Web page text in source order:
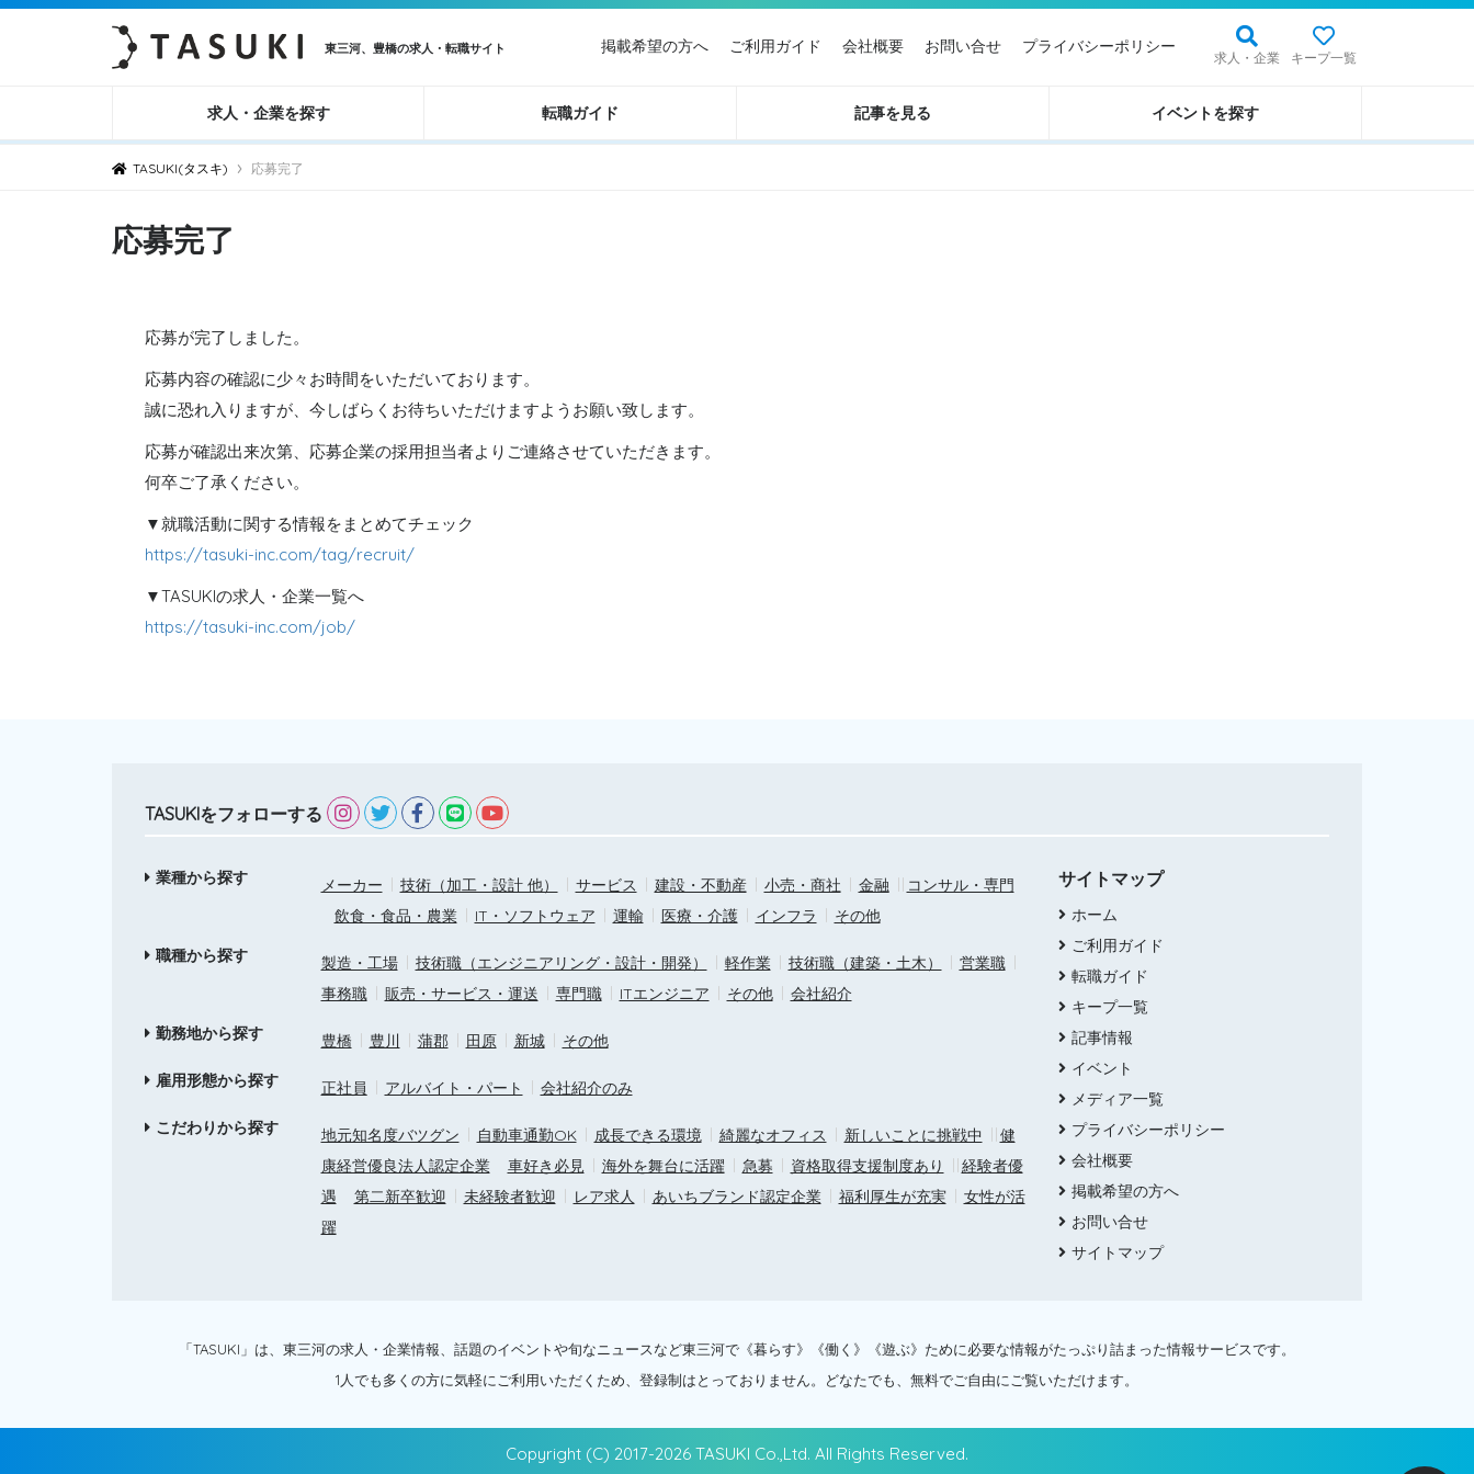
東三河、豊橋の求人・転職サイト
求人・企業 キープ一覧
掲載希望の方へ ご利用ガイド 会社概要 お問い合せ プライバシーポリシー
求人・企業を探す 転職ガイド 記事を見る イベントを探す
TASUKI(タスキ) › 応募完了
応募完了
応募が完了しました。
応募内容の確認に少々お時間をいただいております。
誠に恐れ入りますが、今しばらくお待ちいただけますようお願い致します。
応募が確認出来次第、応募企業の採用担当者よりご連絡させていただきます。
何卒ご了承ください。
▼就職活動に関する情報をまとめてチェック
https://tasuki-inc.com/tag/recruit/
▼TASUKIの求人・企業一覧へ
https://tasuki-inc.com/job/
TASUKIをフォローする
業種から探す メーカー 技術（加工・設計 他） サービス 建設・不動産 小売・商社 金融
コンサル・専門
飲食・食品・農業
IT・ソフトウェア 運輸 医療・介護 インフラ
その他
職種から探す
製造・工場 技術職（エンジニアリング・設計・開発） 軽作業 技術職（建築・土木）
営業職
事務職
販売・サービス・運送 専門職 ITエンジニア その他
会社紹介
勤務地から探す
豊橋 豊川 蒲郡 田原 新城
その他
雇用形態から探す
正社員 アルバイト・パート
会社紹介のみ
こだわりから探す
地元知名度バツグン 自動車通勤OK 成長できる環境 綺麗なオフィス 新しいことに挑戦中
健
康経営優良法人認定企業
車好き必見 海外を舞台に活躍 急募 資格取得支援制度あり
経験者優
遇
第二新卒歓迎 未経験者歓迎 レア求人 あいちブランド認定企業 福利厚生が充実
女性が活
躍
サイトマップ
ホーム
ご利用ガイド
転職ガイド
キープ一覧
記事情報
イベント
メディア一覧
プライバシーポリシー
会社概要
掲載希望の方へ
お問い合せ
サイトマップ
「TASUKI」は、東三河の求人・企業情報、話題のイベントや旬なニュースなど東三河で《暮らす》《働く》《遊ぶ》ために必要な情報がたっぷり詰まった情報サービスです。
1人でも多くの方に気軽にご利用いただくため、登録制はとっておりません。どなたでも、無料でご自由にご覧いただけます。
Copyright (C) 2017-2026 TASUKI Co.,Ltd. All Rights Reserved.